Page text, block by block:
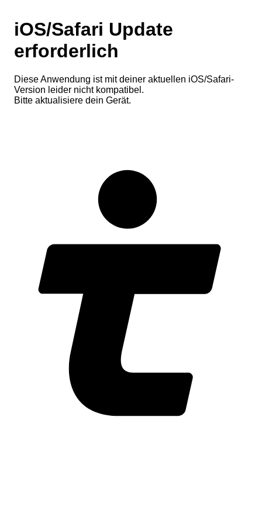
iOS/Safari Update
erforderlich
Diese Anwendung ist mit deiner aktuellen iOS/Safari-
Version leider nicht kompatibel.
Bitte aktualisiere dein Gerät.